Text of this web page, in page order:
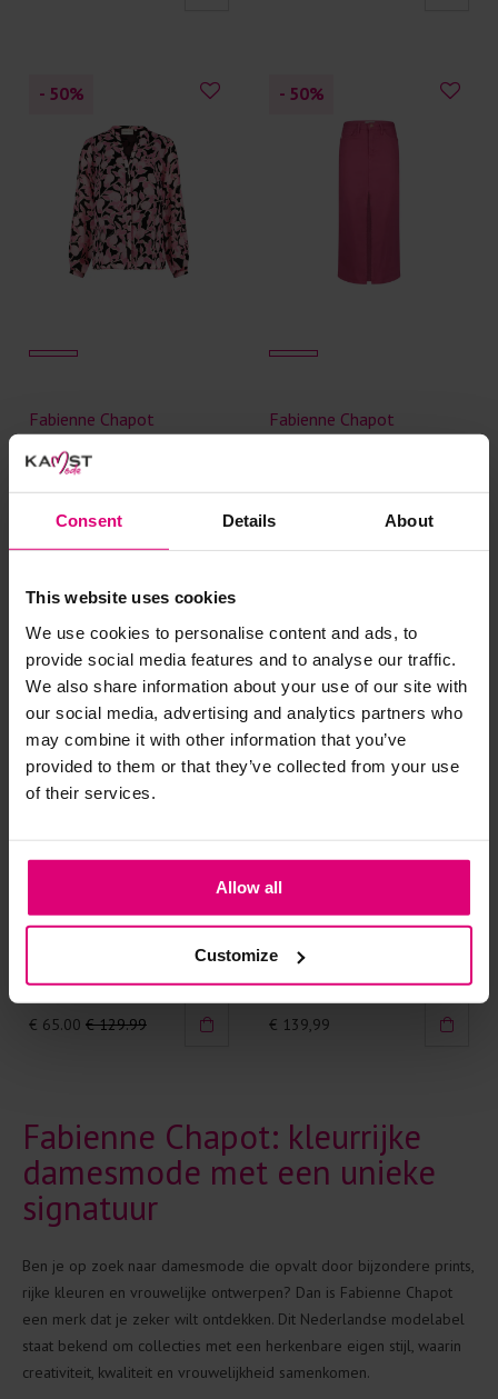
Consent Details About
This website uses cookies
We use cookies to personalise content and ads, to
provide social media features and to analyse our traffic.
We also share information about your use of our site with
our social media, advertising and analytics partners who
may combine it with other information that you’ve
provided to them or that they’ve collected from your use
of their services.
Allow all
Customize
- 50%
Fabienne Chapot
- 50%
Fabienne Chapot
€ 65.00 € 129.99
Broek flared
€ 139,99
Fabienne Chapot: kleurrijke
damesmode met een unieke
signatuur
Ben je op zoek naar damesmode die opvalt door bijzondere prints,
rijke kleuren en vrouwelijke ontwerpen? Dan is Fabienne Chapot
een merk dat je zeker wilt ontdekken. Dit Nederlandse modelabel
staat bekend om collecties met een herkenbare eigen stijl, waarin
creativiteit, kwaliteit en vrouwelijkheid samenkomen.